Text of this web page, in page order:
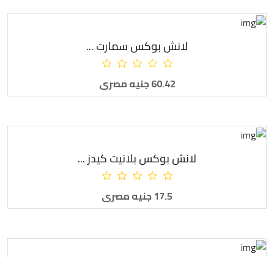
أضف للطلبية
لانش بوكس سمارت ...
60.42 جنيه مصرى
أضف للطلبية
لانش بوكس بلانيت كيدز ...
17.5 جنيه مصرى